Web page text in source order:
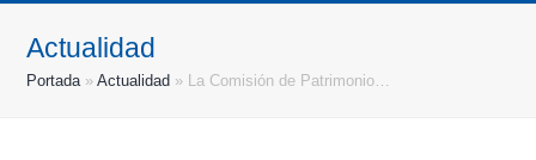
Actualidad
Portada»Actualidad » La Comisión de Patrimonio…